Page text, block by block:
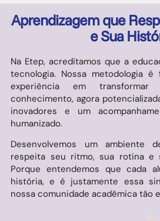
Aprendizagem que
e Sua
Na Etep, acreditamos que a
tecnologia. Nossa metodologia
experiência em
conhecimento, agora
inovadores e um
humanizado.
Desenvolvemos um ambiente
respeita seu ritmo, sua rotina e
Porque entendemos que cada
história, e é justamente essa
nossa comunidade acadêmica tão